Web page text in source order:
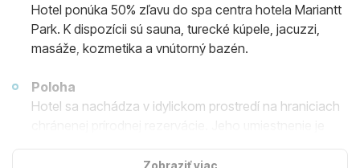
Hotel ponúka 50% zľavu do spa centra hotela Mariantt
Park. K dispozícii sú sauna, turecké kúpele, jacuzzi,
masáže, kozmetika a vnútorný bazén.
Poloha
Hotel sa nachádza v idylickom prostredí na hraniciach
nachádza len 300 metrov od malej piesočnatej pláže a